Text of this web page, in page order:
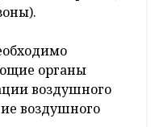
органы
воздушного
воздушного